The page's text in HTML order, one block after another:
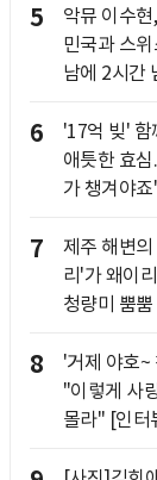
5
악뮤 이수
민국과 스
남에 2시간
6
'17억 빚' 함
애틋한 효
가 챙겨야
7
제주 해변
리'가 왜이
청량미 뿜뿜
8
'거제 야호~
"이렇게 사
몰라" [인